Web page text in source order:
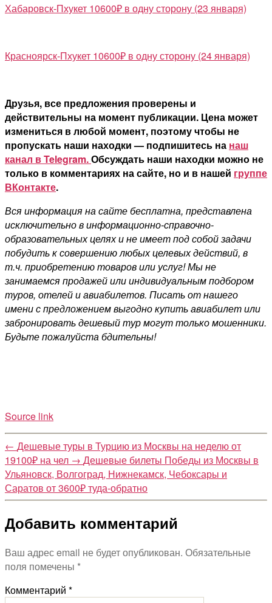
Хабаровск-Пхукет 10600₽ в одну сторону (23 января)
Красноярск-Пхукет 10600₽ в одну сторону (24 января)
Друзья, все предложения проверены и
действительны на момент публикации. Цена может
измениться в любой момент, поэтому чтобы не
пропускать наши находки — подпишитесь на наш
канал в Telegram.Обсуждать наши находки можно не
только в комментариях на сайте, но и в нашей группе
ВКонтакте.
Вся информация на сайте бесплатна, представлена
исключительно в информационно-справочно-
образовательных целях и не имеет под собой задачи
побудить к совершению любых целевых действий, в
т.ч. приобретению товаров или услуг! Мы не
занимаемся продажей или индивидуальным подбором
туров, отелей и авиабилетов. Писать от нашего
имени с предложением выгодно купить авиабилет или
забронировать дешевый тур могут только мошенники.
Будьте пожалуйста бдительны!
Source link
← Дешевые туры в Турцию из Москвы на неделю от
19100₽ на чел → Дешевые билеты Победы из Москвы в
Ульяновск, Волгоград, Нижнекамск, Чебоксары и
Саратов от 3600₽ туда-обратно
Добавить комментарий
Ваш адрес email не будет опубликован. Обязательные
поля помечены *
Комментарий *